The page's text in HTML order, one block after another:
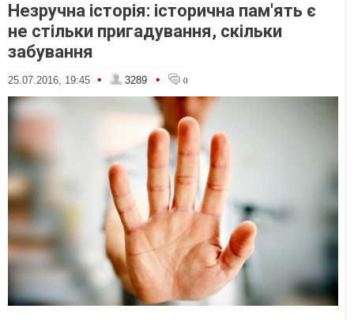
Незручна історія: історична пам'ять є
не стільки пригадування, скільки
забування
25.07.2016, 19:45 • 3289 • 0